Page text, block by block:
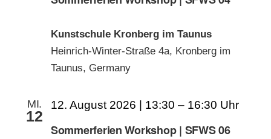
Kunstschule Kronberg im Taunus
Heinrich-Winter-Straße 4a, Kronberg im
Taunus, Germany
MI.
12
Sommerferien Workshop | SFWS 06
12. August 2026 | 13:30 – 16:30